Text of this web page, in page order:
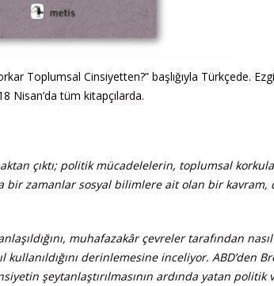
Toplumsal Cinsiyetten?” başlığıyla Türkçede. Ezgi
Nisan’da tüm kitapçılarda.
çıktı; politik mücadelelerin, toplumsal
bir zamanlar sosyal bilimlere ait olan bir kavram,
muhafazakâr çevreler tarafından
derinlemesine inceliyor. ABD’den
şeytanlaştırılmasının ardında yatan politik